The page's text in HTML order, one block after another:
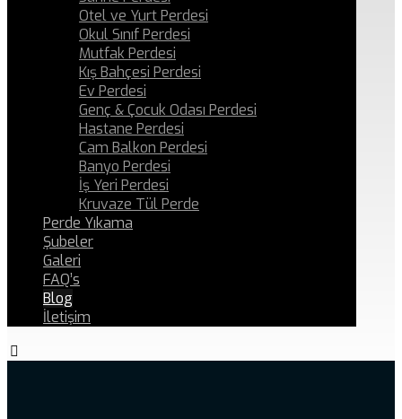
Otel ve Yurt Perdesi
Okul Sınıf Perdesi
Mutfak Perdesi
Kış Bahçesi Perdesi
Ev Perdesi
Genç & Çocuk Odası Perdesi
Hastane Perdesi
Cam Balkon Perdesi
Banyo Perdesi
İş Yeri Perdesi
Kruvaze Tül Perde
Perde Yıkama
Şubeler
Galeri
FAQ’s
Blog
İletişim